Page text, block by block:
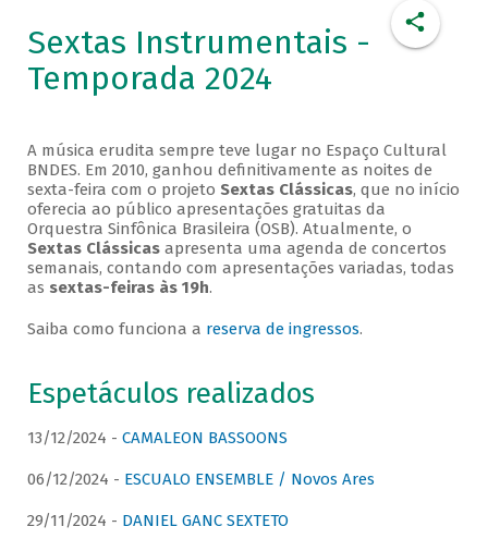
Sextas Instrumentais -
Temporada 2024
A música erudita sempre teve lugar no Espaço Cultural
BNDES. Em 2010, ganhou definitivamente as noites de
sexta-feira com o projeto Sextas Clássicas, que no início
oferecia ao público apresentações gratuitas da
Orquestra Sinfônica Brasileira (OSB). Atualmente, o
Sextas Clássicasapresenta uma agenda de concertos
semanais, contando com apresentações variadas, todas
as sextas-feiras às 19h.
Saiba como funciona a reserva de ingressos.
Espetáculos realizados
13/12/2024 - CAMALEON BASSOONS
06/12/2024 - ESCUALO ENSEMBLE / Novos Ares
29/11/2024 - DANIEL GANC SEXTETO